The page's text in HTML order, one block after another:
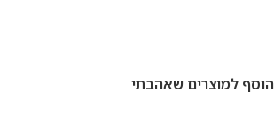
הוסף למוצרים שאהבתי